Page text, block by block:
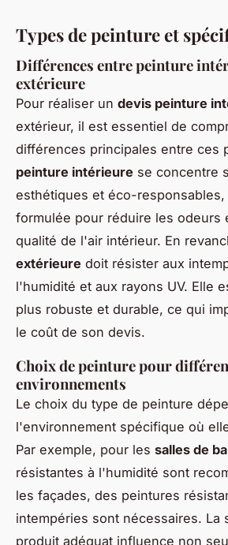
Types de peinture et
Différences entre peinture
extérieure
Pour réaliser un devis peinture
extérieur, il est essentiel de
différences principales entre ces
peinture intérieure se concentre
esthétiques et éco-
formulée pour réduire les odeurs
qualité de l'air intérieur. En
extérieure doit résister aux
l'humidité et aux rayons UV. Elle
plus robuste et durable, ce qui
le coût de son devis.
Choix de peinture pour
environnements
Le choix du type de peinture
l'environnement spécifique où
Par exemple, pour les salles de
résistantes à l'humidité sont
les façades, des peintures
intempéries sont nécessaires. La
produit adéquat influence non